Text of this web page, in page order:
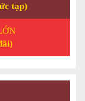
tạp)